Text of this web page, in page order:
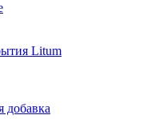
Litum
добавка